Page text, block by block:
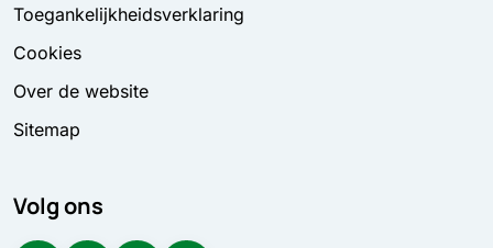
Toegankelijkheidsverklaring
Cookies
Over de website
Sitemap
Volg ons